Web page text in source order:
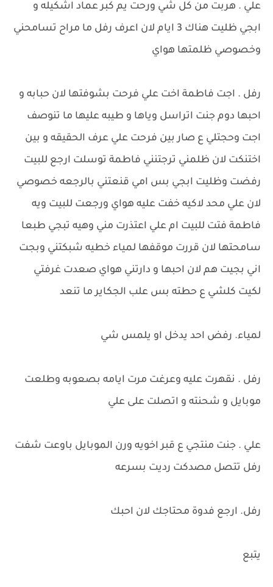
علي . هربت من كل شي ورحت يم كبر عماد اشكيله و
ابجي ظليت هناك 3 ايام لان اعرف رفل ما مراح تسامحني
وخصوصي ظلمتها هواي
رفل . اجت فاطمة اخت علي فرحت بشوفتها لان حبابه و
احبها دوم جنت اتراسل وياها و طيبه عليها ما تنوصف
اجت وحجتلي ع صار بين فرحت علي عرف الحقيقه و بين
اختنكت لان ظلمني ترجتنني فاطمة توسلت ارجع للبيت
رفضت وظليت ابجي بس امي قنعتني بالرجعه خصوصي
لان علي محد لاكيه خفت عليه هواي ورجعت للبيت ويه
فاطمة فتت للبيت ام علي اعتذرت مني وهيه تبجي طبعا
سامحتها لان قررت موقفها لمياء خطيه شبكتني وبجت
اني بجيت هم لان احبها و دارتني هواي صعدت غرفتي
لكيت كلشي ع حطته بس علب الجكاير ما تنعد
لمياء. رفض احد يدخل او يلمس شي
رفل . نقهرت عليه وعرغت مرت ايامه بصعوبه وطلعت
موبايل و شحنته و اتصلت على علي
علي . جنت منتجي ع قبر اخويه ورن الموبايل باوعت شفت
رفل تتصل مصدكت رديت بسرعه
رفل. ارجع فدوة محتاجك لان احبك
يتبع